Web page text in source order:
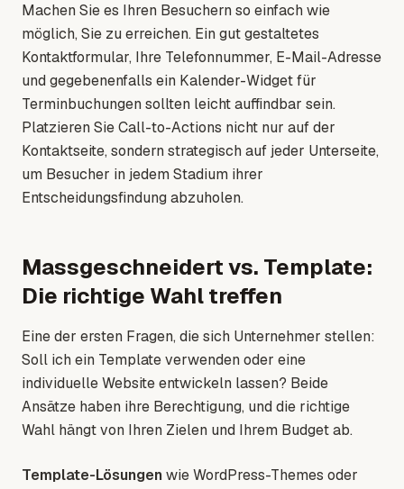
Machen Sie es Ihren Besuchern so einfach wie
möglich, Sie zu erreichen. Ein gut gestaltetes
Kontaktformular, Ihre Telefonnummer, E-Mail-Adresse
und gegebenenfalls ein Kalender-Widget für
Terminbuchungen sollten leicht auffindbar sein.
Platzieren Sie Call-to-Actions nicht nur auf der
Kontaktseite, sondern strategisch auf jeder Unterseite,
um Besucher in jedem Stadium ihrer
Entscheidungsfindung abzuholen.
Massgeschneidert vs. Template:
Die richtige Wahl treffen
Eine der ersten Fragen, die sich Unternehmer stellen:
Soll ich ein Template verwenden oder eine
individuelle Website entwickeln lassen? Beide
Ansätze haben ihre Berechtigung, und die richtige
Wahl hängt von Ihren Zielen und Ihrem Budget ab.
Template-Lösungenwie WordPress-Themes oder